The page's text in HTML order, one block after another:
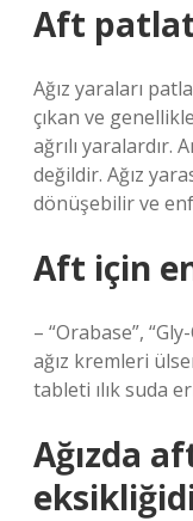
Aft
Ağız yaraları
çıkan ve
ağrılı yaralardır.
değildir. Ağız
dönüşebilir ve
Aft için
– “Orabase”,
ağız kremleri
tableti ılık suda
Ağızda